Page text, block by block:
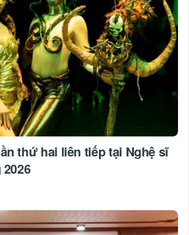
thứ hai liên tiếp tại Nghệ sĩ